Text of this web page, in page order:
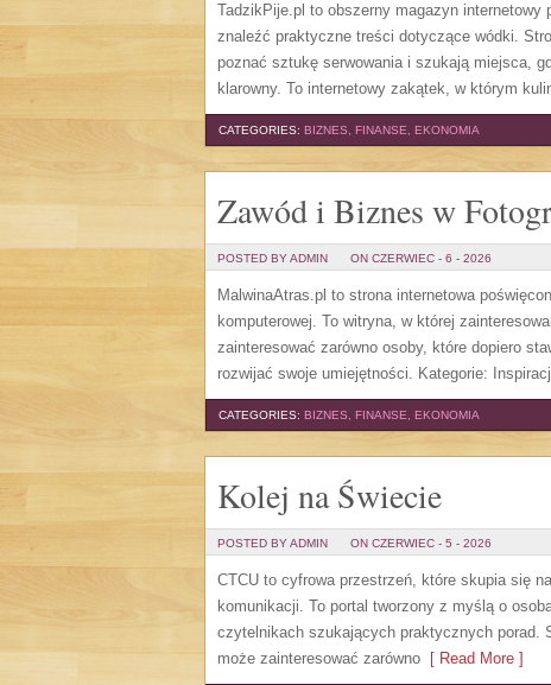
TadzikPije.pl to obszerny magazyn
znaleźć praktyczne treści dotyczące wódki.
poznać sztukę serwowania i szukają miejsca,
klarowny. To internetowy zakątek, w którym
CATEGORIES: BIZNES, FINANSE, EKONOMIA
Zawód i Biznes w
POSTED BY ADMIN ON CZERWIEC - 6 - 2026
MalwinaAtras.pl to strona internetowa
komputerowej. To witryna, w której
zainteresować zarówno osoby, które dopiero
rozwijać swoje umiejętności. Kategorie:
CATEGORIES: BIZNES, FINANSE, EKONOMIA
Kolej na Świecie
POSTED BY ADMIN ON CZERWIEC - 5 - 2026
CTCU to cyfrowa przestrzeń, które skupia się
komunikacji. To portal tworzony z myślą o
czytelnikach szukających praktycznych porad.
może zainteresować zarówno [ Read More ]